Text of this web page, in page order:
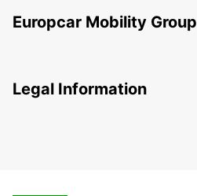
Europcar Mobility Group
Legal Information